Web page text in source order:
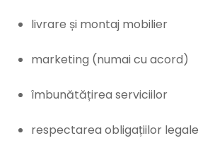
livrare și montaj mobilier
marketing (numai cu acord)
îmbunătățirea serviciilor
respectarea obligațiilor legale